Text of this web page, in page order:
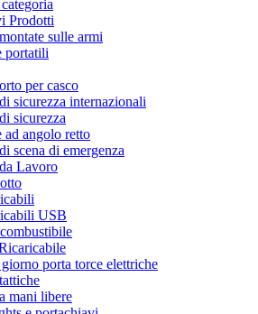
Prodotti
sulle armi
portatili
per casco
sicurezza internazionali
sicurezza
ad angolo retto
scena di emergenza
Lavoro
USB
porta torce elettriche
mani libere